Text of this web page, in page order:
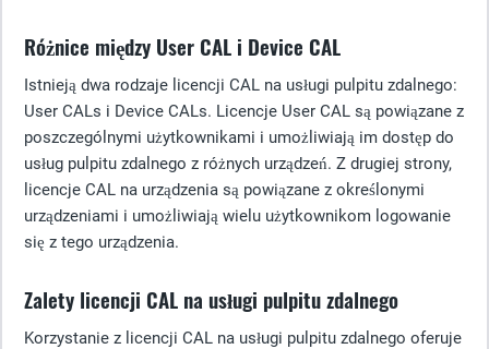
Różnice między User CAL i Device CAL
Istnieją dwa rodzaje licencji CAL na usługi pulpitu zdalnego:
User CALs i Device CALs. Licencje User CAL są powiązane z
poszczególnymi użytkownikami i umożliwiają im dostęp do
usług pulpitu zdalnego z różnych urządzeń. Z drugiej strony,
licencje CAL na urządzenia są powiązane z określonymi
urządzeniami i umożliwiają wielu użytkownikom logowanie
się z tego urządzenia.
Zalety licencji CAL na usługi pulpitu zdalnego
Korzystanie z licencji CAL na usługi pulpitu zdalnego oferuje